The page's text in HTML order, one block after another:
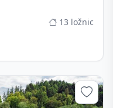
13 ložnic